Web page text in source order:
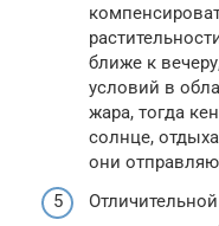
ближе к
условий в
жара, тогда
солнце,
они